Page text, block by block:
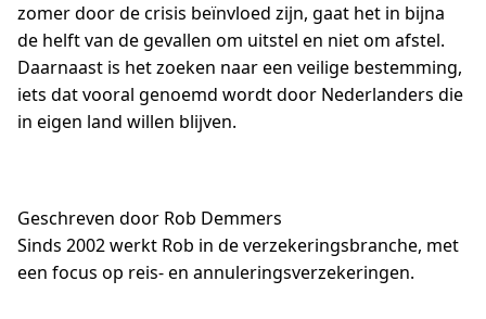
zomer door de crisis beïnvloed zijn, gaat het in bijna
de helft van de gevallen om uitstel en niet om afstel.
Daarnaast is het zoeken naar een veilige bestemming,
iets dat vooral genoemd wordt door Nederlanders die
in eigen land willen blijven.
Geschreven door Rob Demmers
Sinds 2002 werkt Rob in de verzekeringsbranche, met
een focus op reis- en annuleringsverzekeringen.